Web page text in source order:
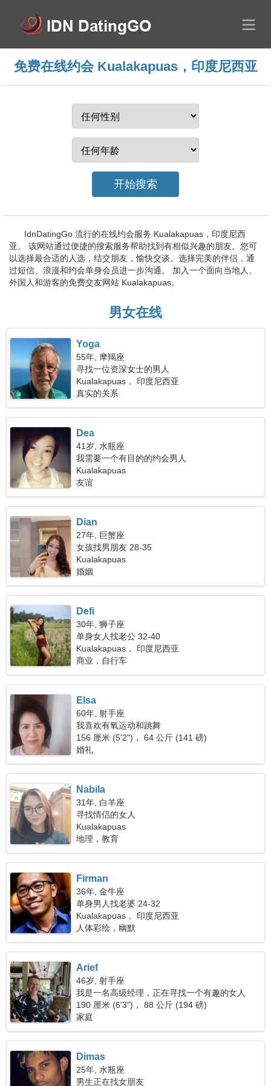
免费在线约会 Kualakapuas，印度尼西亚
IdnDatingGo 流行的在线约会服务 Kualakapuas，印度尼西
亚。 该网站通过便捷的搜索服务帮助找到有相似兴趣的朋友。您可
以选择最合适的人选，结交朋友，愉快交谈。选择完美的伴侣，通
过短信、浪漫和约会单身会员进一步沟通。 加入一个面向当地人、
外国人和游客的免费交友网站 Kualakapuas。
男女在线
Yoga
55年, 摩羯座
寻找一位资深女士的男人
Kualakapuas， 印度尼西亚
真实的关系
Dea
41岁, 水瓶座
我需要一个有目的的约会男人
Kualakapuas
友谊
Dian
27年, 巨蟹座
女孩找男朋友 28-35
Kualakapuas
婚姻
Defi
30年, 狮子座
单身女人找老公 32-40
Kualakapuas， 印度尼西亚
商业，自行车
Elsa
60年, 射手座
我喜欢有氧运动和跳舞
156 厘米 (5'2")， 64 公斤 (141 磅)
婚礼
Nabila
31年, 白羊座
寻找情侣的女人
Kualakapuas
地理，教育
Firman
36年, 金牛座
单身男人找老婆 24-32
Kualakapuas， 印度尼西亚
人体彩绘，幽默
Arief
46岁, 射手座
我是一名高级经理，正在寻找一个有趣的女人
190 厘米 (6'3")， 88 公斤 (194 磅)
家庭
Dimas
25年, 水瓶座
男生正在找女朋友